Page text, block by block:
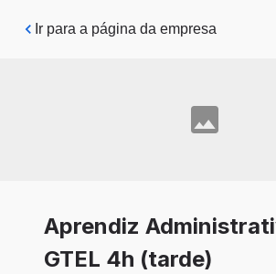
Pular para o conteúdo principal
Ir para a página da empresa
Aprendiz
GTEL 4h (tarde)